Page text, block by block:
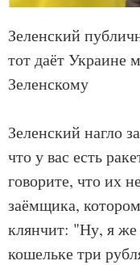
Зеленский
тот даёт Украине
Зеленскому
Зеленский нагло
что у вас есть
говорите, что их
заёмщика,
клянчит: "Ну, я же
кошельке три